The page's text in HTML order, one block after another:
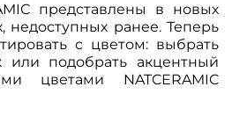
представлены в новых
недоступных ранее. Теперь
с цветом: выбрать
или подобрать акцентный
цветами NATCERAMIC